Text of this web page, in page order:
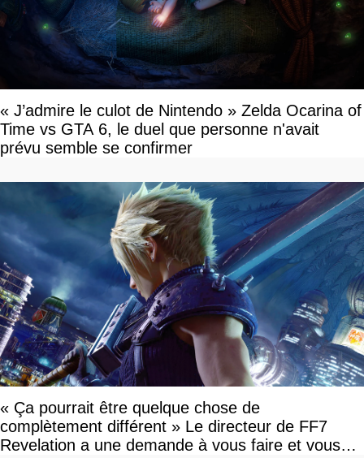
« J’admire le culot de Nintendo » Zelda Ocarina of
Time vs GTA 6, le duel que personne n'avait
prévu semble se confirmer
« Ça pourrait être quelque chose de
complètement différent » Le directeur de FF7
Revelation a une demande à vous faire et vous